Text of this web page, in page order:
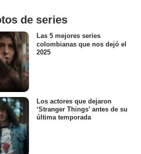
de series
Las 5 mejores series
colombianas que nos dejó el
2025
Los actores que dejaron
‘Stranger Things’ antes de su
última temporada